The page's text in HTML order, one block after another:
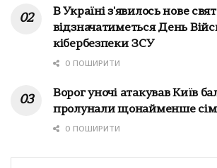
В Україні з'явилось нове
відзначатиметься День
кібербезпеки ЗСУ
0 ПОШИРИТИ
Ворог уночі атакував Київ
пролунали щонайменше сім
0 ПОШИРИТИ